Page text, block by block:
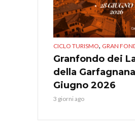
CICLO TURISMO, GRAN
Granfondo dei
della
Giugno 2026
3 giorni ago